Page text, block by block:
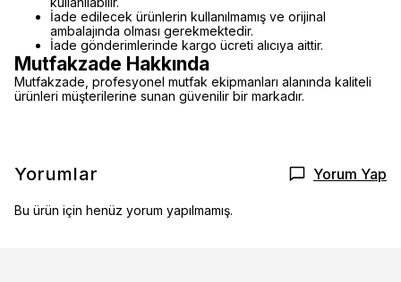
İade edilecek ürünlerin kullanılmamış ve orijinal
ambalajında olması gerekmektedir.
İade gönderimlerinde kargo ücreti alıcıya aittir.
Mutfakzade Hakkında
Mutfakzade, profesyonel mutfak ekipmanları alanında kaliteli
ürünleri müşterilerine sunan güvenilir bir markadır.
Yorumlar Yorum Yap
Bu ürün için henüz yorum yapılmamış.